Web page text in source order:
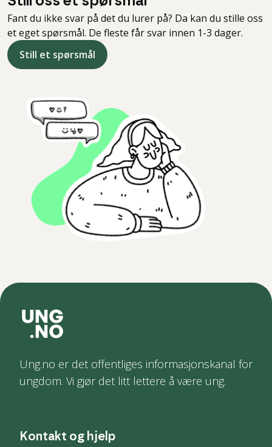
Fant du ikke svar på det du lurer på? Da kan du stille oss
et eget spørsmål. De fleste får svar innen 1-3 dager.
Still et spørsmål
Ung.no er det offentliges informasjonskanal for
ungdom. Vi gjør det litt lettere å være ung.
Kontakt og hjelp